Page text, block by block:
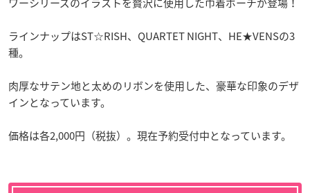
ラインナップはST☆RISH、QUARTET NIGHT、HE★VENSの3
種。
肉厚なサテン地と太めのリボンを使用した、豪華な印象のデザ
インとなっています。
価格は各2,000円（税抜）。現在予約受付中となっています。